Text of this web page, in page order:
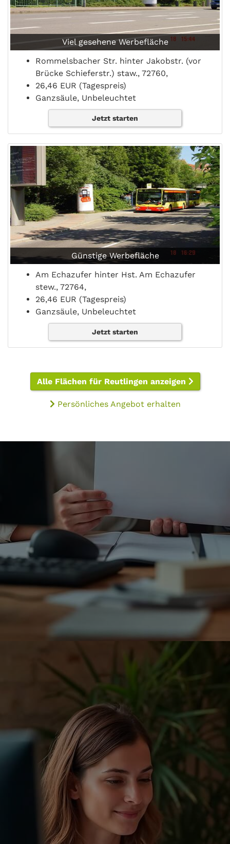
Viel gesehene Werbefläche
Rommelsbacher Str. hinter Jakobstr. (vor
Brücke Schieferstr.) staw., 72760,
26,46 EUR (Tagespreis)
Ganzsäule, Unbeleuchtet
Jetzt starten
Günstige Werbefläche
Am Echazufer hinter Hst. Am Echazufer
stew., 72764,
26,46 EUR (Tagespreis)
Ganzsäule, Unbeleuchtet
Jetzt starten
Alle Flächen für Reutlingen anzeigen
Persönliches Angebot erhalten